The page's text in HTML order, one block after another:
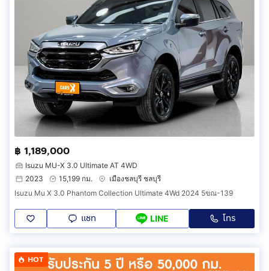
฿ 1,189,000
Isuzu MU-X 3.0 Ultimate AT 4WD
2023
15,199 กม.
เมืองชลบุรี ชลบุรี
Isuzu Mu X 3.0 Phantom Collection Ultimate 4Wd 2024 5ขณ-139
แชท LINE โทร
HOT